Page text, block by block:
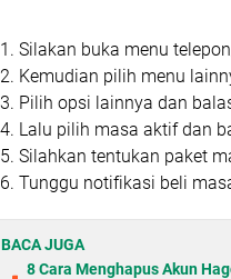
Silakan buka menu
Kemudian pilih menu
Pilih opsi lainnya dan
Lalu pilih masa aktif dan
Silahkan tentukan paket
Tunggu notifikasi beli
BACA JUGA
8 Cara Menghapus Akun